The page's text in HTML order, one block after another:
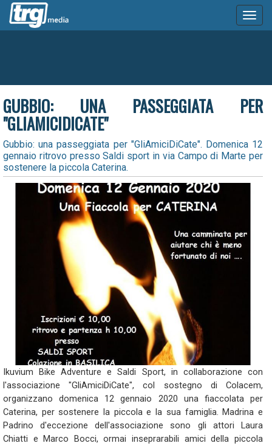
GUBBIO: UNA PASSEGGIATA PER
"GLIAMICIDICATE"
Gubbio: una passeggiata per "GliAmiciDiCate". Domenica 12
gennaio ritrovo presso Saldi sport in via Campo di Marte per
sostenere la piccola Caterina.
Ikuvium Bike Adventure e Saldi Sport, in collaborazione con
l'associazione "GliAmiciDiCate", col sostegno di Colacem,
organizzano domenica 12 gennaio 2020 una fiaccolata per
Caterina, per sostenere la piccola e la sua famiglia. Madrina e
Padrino d'eccezione dell'associazione sono gli attori Laura
Chiatti e Marco Bocci, ormai inseprarabili amici della piccola